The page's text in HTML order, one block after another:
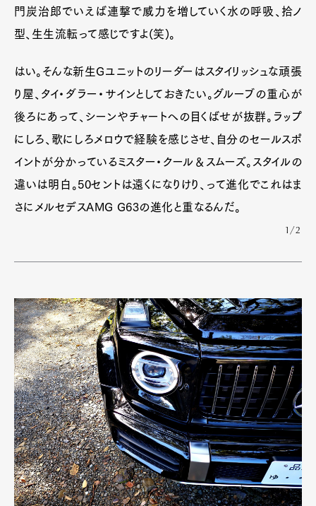
門炭治郎でいえば連撃で威力を増していく水の呼吸、拾ノ
型、生生流転って感じですよ(笑)。
はい。そんな新生Gユニットのリーダーはスタイリッシュな頑張
り屋、タイ・ダラー・サインとしておきたい。グルーブの重心が
後ろにあって、シーンやチャートへの目くばせが抜群。ラップ
にしろ、歌にしろメロウで経験を感じさせ、自分のセールスポ
イントが分かっているミスター・クール＆スムーズ。スタイルの
違いは明白。50セントは遠くになりけり、って進化でこれはま
さにメルセデスAMG G63の進化と重なるんだ。
1/2